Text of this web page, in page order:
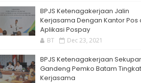
BPJS Ketenagakerjaan Jalin
Kerjasama Dengan Kantor Pos
Aplikasi Pospay
BT Dec 23, 2021
BPJS Ketenagakerjaan
Gandeng Pemko Batam
Kerjasama